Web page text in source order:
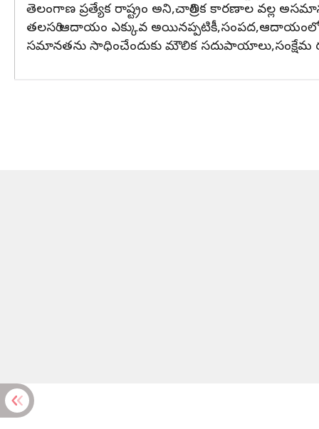
తెలంగాణ ప్రత్యేక రాష్ట్రం అని,చారిత్రిక కారణాల వల్ల
తలసరి ఆదాయం ఎక్కువ
సమానతను సాధించేందుకు మౌలిక సదుపాయాలు,సంక్షేమ